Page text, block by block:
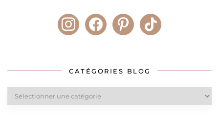
instagramfacebookpinteresttiktok
CATÉGORIES BLOG
Catégories
blog